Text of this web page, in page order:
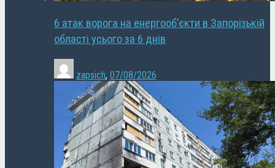
6 атак ворога на енергооб’єкти в Запорізькій
області усього за 6 днів
zapsich, 07/08/2026